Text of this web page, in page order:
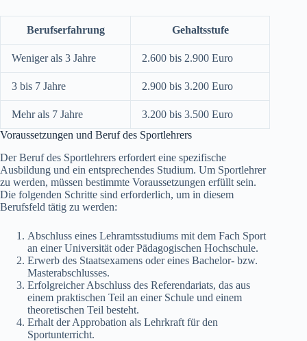
Berufserfahrung Gehaltsstufe
Weniger als 3 Jahre 2.600 bis 2.900 Euro
3 bis 7 Jahre 2.900 bis 3.200 Euro
Mehr als 7 Jahre
3.200 bis 3.500 Euro
Voraussetzungen und Beruf des Sportlehrers
Der Beruf des Sportlehrers erfordert eine spezifische
Ausbildung und ein entsprechendes Studium. Um Sportlehrer
zu werden, müssen bestimmte Voraussetzungen erfüllt sein.
Die folgenden Schritte sind erforderlich, um in diesem
Berufsfeld tätig zu werden:
Abschluss eines Lehramtsstudiums mit dem Fach Sport
an einer Universität oder Pädagogischen Hochschule.
Erwerb des Staatsexamens oder eines Bachelor- bzw.
Masterabschlusses.
Erfolgreicher Abschluss des Referendariats, das aus
einem praktischen Teil an einer Schule und einem
theoretischen Teil besteht.
Erhalt der Approbation als Lehrkraft für den
Sportunterricht.